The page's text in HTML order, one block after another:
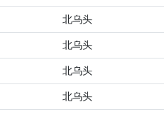
北乌头
北乌头
北乌头
北乌头